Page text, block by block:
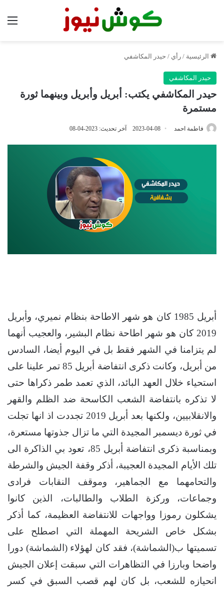
الرئيسية / رأي / حيدر المكاشفي
حيدر المكاشفي
حيدر المكاشفي يكتب: أبريل وأبريل وبينهما ثورة
مستمرة
فاطمة احمد 2023-04-08 آخر تحديث: 2023-04-08
أبريل 1985 كان هو شهر الاطاحة بنظام نميري، وأبريل
2019 كان هو شهر اطاحة نظام البشير، والعجيب أنهما
لم يتزامنا في الشهر فقط بل في اليوم أيضا، السادس
من أبريل، وكانت ذكرى انتفاضة أبريل 85 تمر علينا على
استحياء خلال العهد البائد، الذي تعمد طمر ذكراها حتى
لا تذكره بانتفاضة الشعب الكاسحة ضد الظلم والقهر
والانقلابيين، ولكنها بعد أبريل 2019 تجددت اذ انها تجلت
في ثورة ديسمبر المجيدة التي ما تزال جذوتها مستعرة،
وبمناسبة ذكرى انتفاضة أبريل 85، تعود بي الذاكرة الى
تلك الأيام المجيدة العجيبة، أذكر وقفة الجيش والشرطة
والتحامهما مع الجماهير، وموقف النقابات فرادى
وجماعات، وركزة الطلاب والطالبات، الذين كانوا
يشكلون رموزا وواجهات للانتفاضة العظيمة، كما أذكر
بشكل خاص الشريحة المهملة التي اصطلح على
تسميتها ب(الشماشة)، فقد كان لهؤلاء (الشماشة) دورا
واضحا وبارزا في التظاهرات التي سبقت إعلان الجيش
انحيازه للشعب، بل كان لهم قصب السبق في كسر